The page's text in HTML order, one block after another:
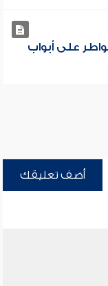
على أبواب
أضف تعليقك